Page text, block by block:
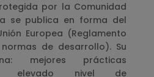
por la Comunidad
se publica en forma del
Europea (Reglamento
de desarrollo). Su
mejores prácticas
elevado nivel de